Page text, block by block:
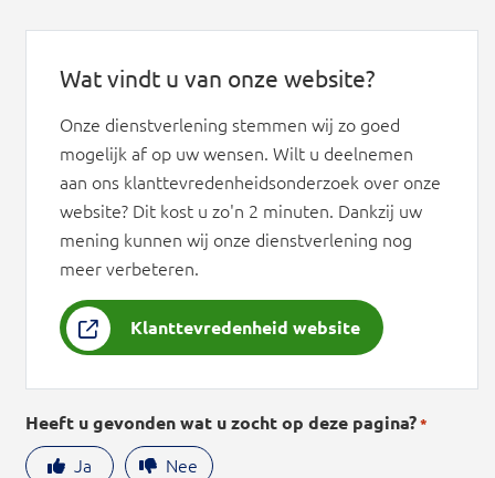
Wat vindt u van onze website?
Onze dienstverlening stemmen wij zo goed
mogelijk af op uw wensen. Wilt u deelnemen
aan ons klanttevredenheidsonderzoek over onze
website? Dit kost u zo'n 2 minuten. Dankzij uw
mening kunnen wij onze dienstverlening nog
meer verbeteren.
Klanttevredenheid website
Heeft u gevonden wat u zocht op deze pagina?*
Ja Nee